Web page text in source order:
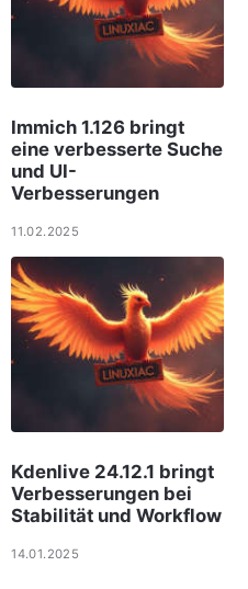
Immich 1.126 bringt
eine verbesserte Suche
und UI-
Verbesserungen
11.02.2025
Kdenlive 24.12.1 bringt
Verbesserungen bei
Stabilität und Workflow
14.01.2025